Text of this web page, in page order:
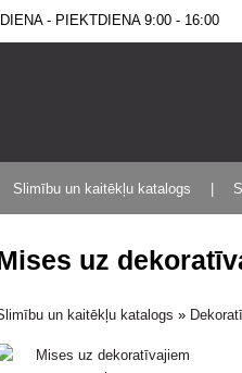
- PIEKTDIENA 9:00 - 16:00
Slimību un kaitēkļu katalogs
uz
un kaitēkļu katalogs »